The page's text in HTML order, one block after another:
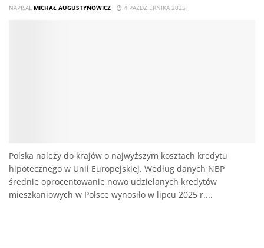
NAPISAŁ MICHAŁ AUGUSTYNOWICZ 4 PAŹDZIERNIKA 2025
Polska należy do krajów o najwyższym kosztach kredytu
hipotecznego w Unii Europejskiej. Według danych NBP
średnie oprocentowanie nowo udzielanych kredytów
mieszkaniowych w Polsce wynosiło w lipcu 2025 r....